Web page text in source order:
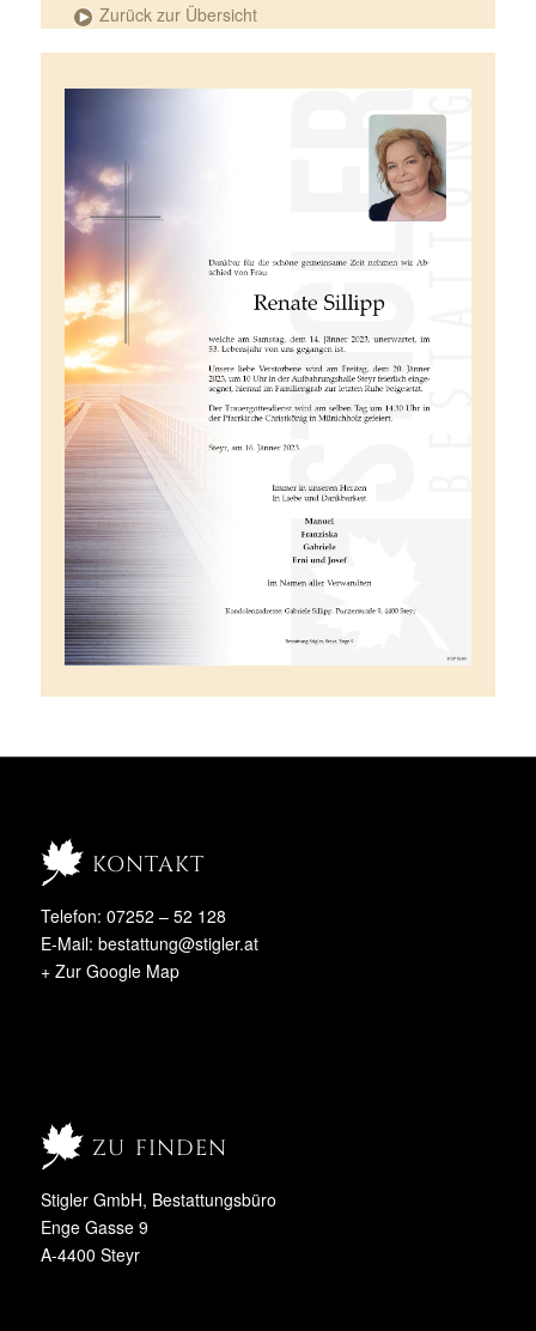
Zurück zur Übersicht
kontakt
Telefon: 07252 – 52 128
E-Mail: bestattung@stigler.at
+ Zur Google Map
zu finden
Stigler GmbH, Bestattungsbüro
Enge Gasse 9
A-4400 Steyr